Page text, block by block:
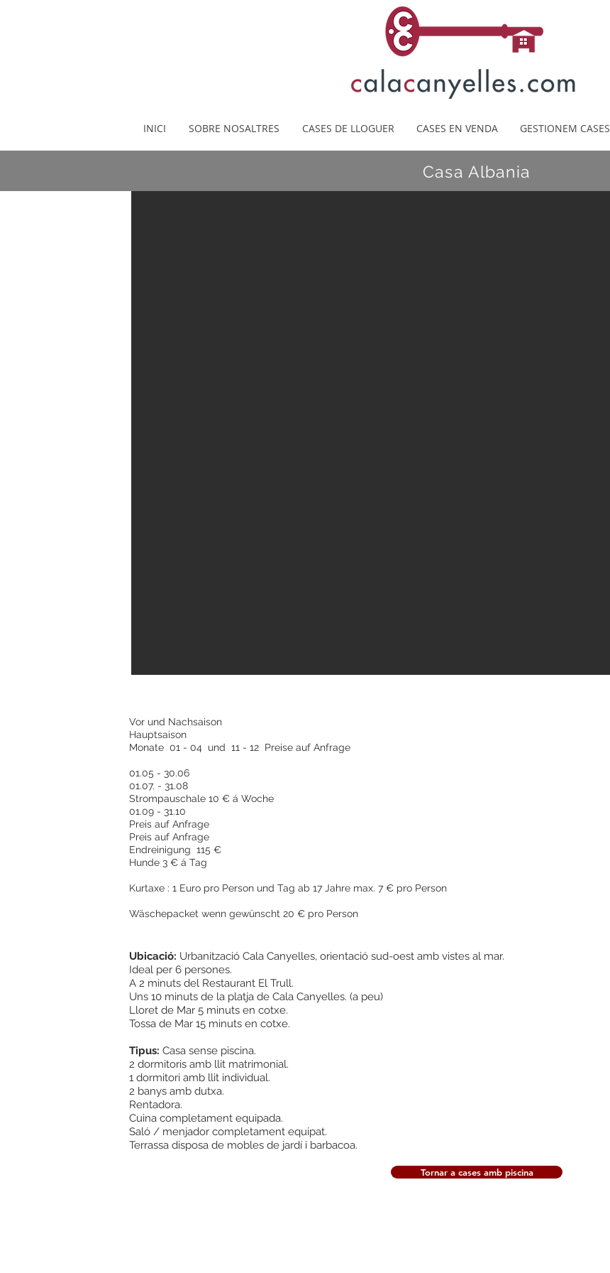
INICI SOBRE NOSALTRES CASES DE LLOGUER CASES EN VENDA GESTIONEM CASES
Casa Albania
Vor und Nachsaison
Hauptsaison
Monate 01 - 04 und 11 - 12 Preise auf Anfrage
01.05 - 30.06
01.07. - 31.08
Strompauschale 10 € á Woche
01.09 - 31.10
Preis auf Anfrage
Preis auf Anfrage
Endreinigung 115 €
Hunde 3 € á Tag
Kurtaxe : 1 Euro pro Person und Tag ab 17 Jahre max. 7 € pro Person
Wäschepacket wenn gewünscht 20 € pro Person
Ubicació: Urbanització Cala Canyelles, orientació sud-oest amb vistes al mar.
Ideal per 6 persones.
A 2 minuts del Restaurant El Trull.
Uns 10 minuts de la platja de Cala Canyelles. (a peu)
Lloret de Mar 5 minuts en cotxe.
Tossa de Mar 15 minuts en cotxe.
Tipus: Casa sense piscina.
2 dormitoris amb llit matrimonial.
1 dormitori amb llit individual.
2 banys amb dutxa.
Rentadora.
Cuina completament equipada.
Saló / menjador completament equipat.
Terrassa disposa de mobles de jardí i barbacoa.
Tornar a cases amb piscina